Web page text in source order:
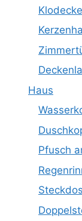
Haus
Pfusch